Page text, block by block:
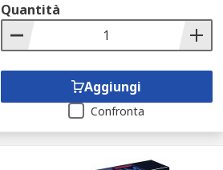
Quantità
Aggiungi
Confronta